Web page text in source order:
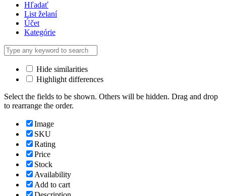
Hľadať
List želaní
Účet
Kategórie
Hide similarities
Highlight differences
Select the fields to be shown. Others will be hidden. Drag and drop
to rearrange the order.
Image
SKU
Rating
Price
Stock
Availability
Add to cart